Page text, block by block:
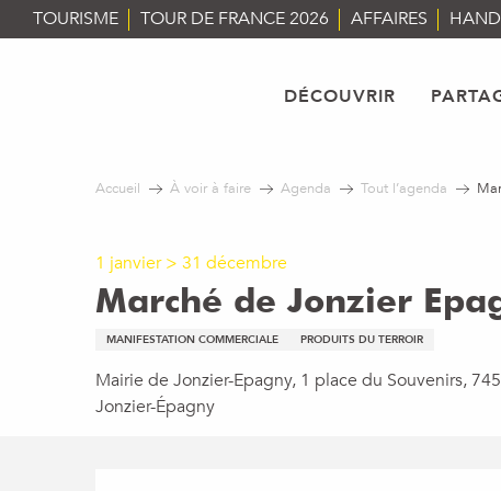
Aller
au
TOURISME TOUR DE FRANCE 2026 AFFAIRES
DÉCOUVRIR
Accueil À voir à faire Agenda Tout l’agenda
1 janvier > 31 décembre
Marché de Jonzier
MANIFESTATION COMMERCIALE PRODUITS DU TERROIR
Mairie de Jonzier-Epagny, 1 place du Souvenirs,
Jonzier-Épagny